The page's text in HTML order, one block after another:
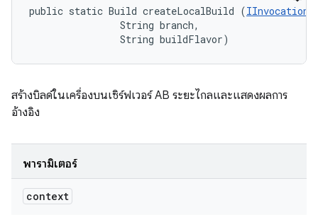
public static Build createLocalBuild (
                String branch,
                String buildFlavor)
สร้างบิลด์ในเครื่องบนเซิร์ฟเวอร์ AB ระยะไกลและแสดงผลการ
อ้างอิง
พารามิเตอร์
context